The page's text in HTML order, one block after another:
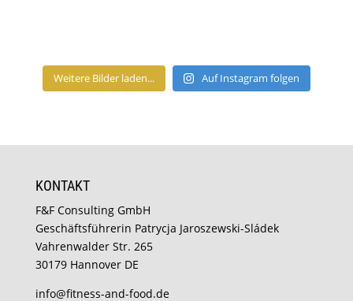
Weitere Bilder laden... Auf Instagram folgen
KONTAKT
F&F Consulting GmbH
Geschäftsführerin Patrycja Jaroszewski-Sládek
Vahrenwalder Str. 265
30179 Hannover DE
info@fitness-and-food.de